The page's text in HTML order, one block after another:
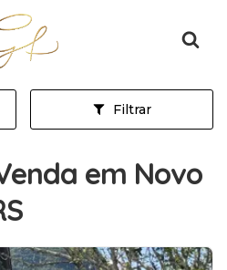
inicial
Filtrar
em Novo